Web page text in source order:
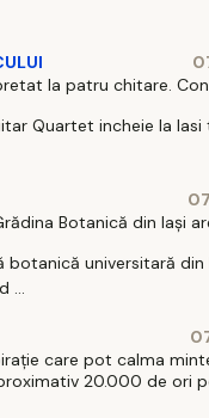
la patru chitare.
Quartet incheie la
Botanică din Iași
botanică universitară din
...
care pot calma
20.000 de ori